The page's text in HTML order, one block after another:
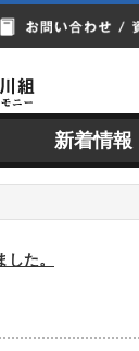
新着情報
た。